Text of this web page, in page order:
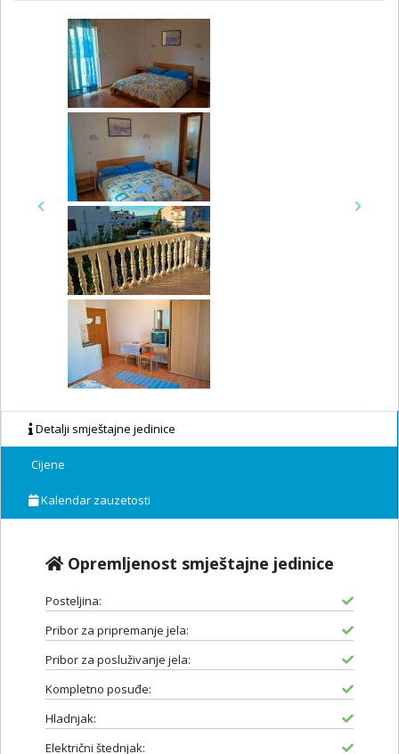
Previous Next
Detalji smještajne jedinice
Cijene
Kalendar zauzetosti
Opremljenost smještajne jedinice
Posteljina:
Pribor za pripremanje jela:
Pribor za posluživanje jela:
Kompletno posuđe:
Hladnjak:
Električni štednjak: